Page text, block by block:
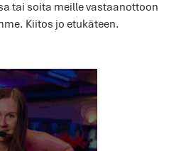
tai soita meille vastaanottoon
Kiitos jo etukäteen.